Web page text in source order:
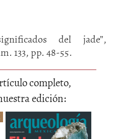
del jade”,
133, pp. 48-55.
completo,
edición: